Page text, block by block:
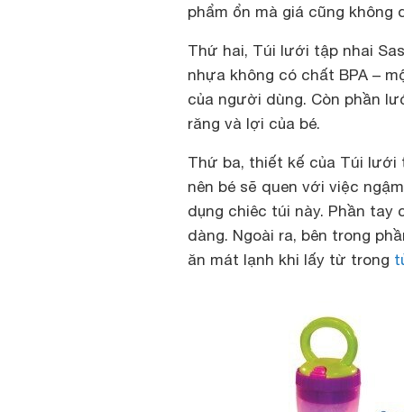
phẩm ổn mà giá cũng không
Thứ hai, Túi lưới tập nhai
nhựa không có chất BPA –
của người dùng. Còn phần
răng và lợi của bé.
Thứ ba, thiết kế của Túi lưới
nên bé sẽ quen với việc
dụng chiêc túi này. Phần
dàng. Ngoài ra, bên trong
ăn mát lạnh khi lấy từ trong